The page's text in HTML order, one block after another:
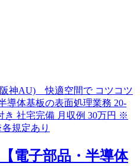
【電子部品・半導体